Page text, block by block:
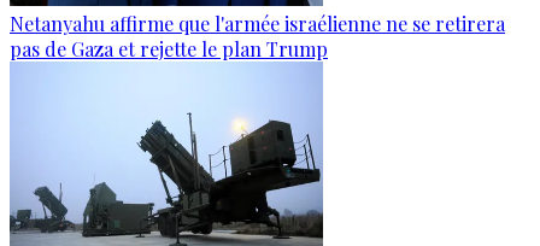
Netanyahu affirme que l'armée israélienne ne se retirera
pas de Gaza et rejette le plan Trump